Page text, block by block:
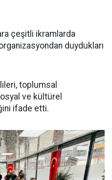
çeşitli ikramlarda
duydukları
toplumsal
ve kültürel
ifade etti.